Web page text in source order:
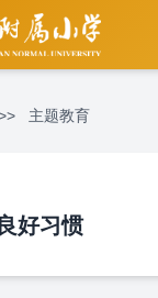
主题教育
好习惯